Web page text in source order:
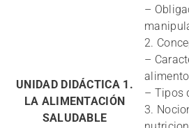
UNIDAD DIDÁCTICA 1.
LA ALIMENTACIÓN
SALUDABLE
–
2.
–
– Tipos
3.